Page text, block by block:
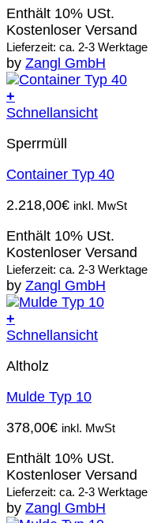
Enthält 10% USt.
Kostenloser Versand
Lieferzeit: ca. 2-3 Werktage
by Zangl GmbH
+
Schnellansicht
Sperrmüll
Container Typ 40
2.218,00€ inkl. MwSt
Enthält 10% USt.
Kostenloser Versand
Lieferzeit: ca. 2-3 Werktage
by Zangl GmbH
+
Schnellansicht
Altholz
Mulde Typ 10
378,00€ inkl. MwSt
Enthält 10% USt.
Kostenloser Versand
Lieferzeit: ca. 2-3 Werktage
by Zangl GmbH